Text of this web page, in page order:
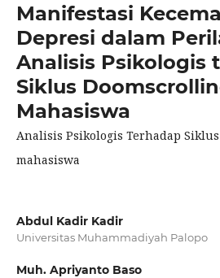
Manifestasi
Depresi dalam
Analisis Psikologis
Siklus
Mahasiswa
Analisis Psikologis Terhadap
mahasiswa
Abdul Kadir Kadir
Universitas Muhammadiyah Palopo
Muh. Apriyanto Baso